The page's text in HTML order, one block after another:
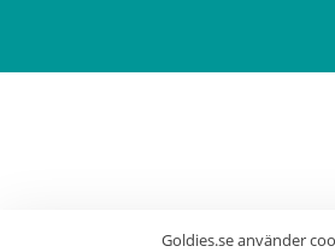
Goldies.se använder